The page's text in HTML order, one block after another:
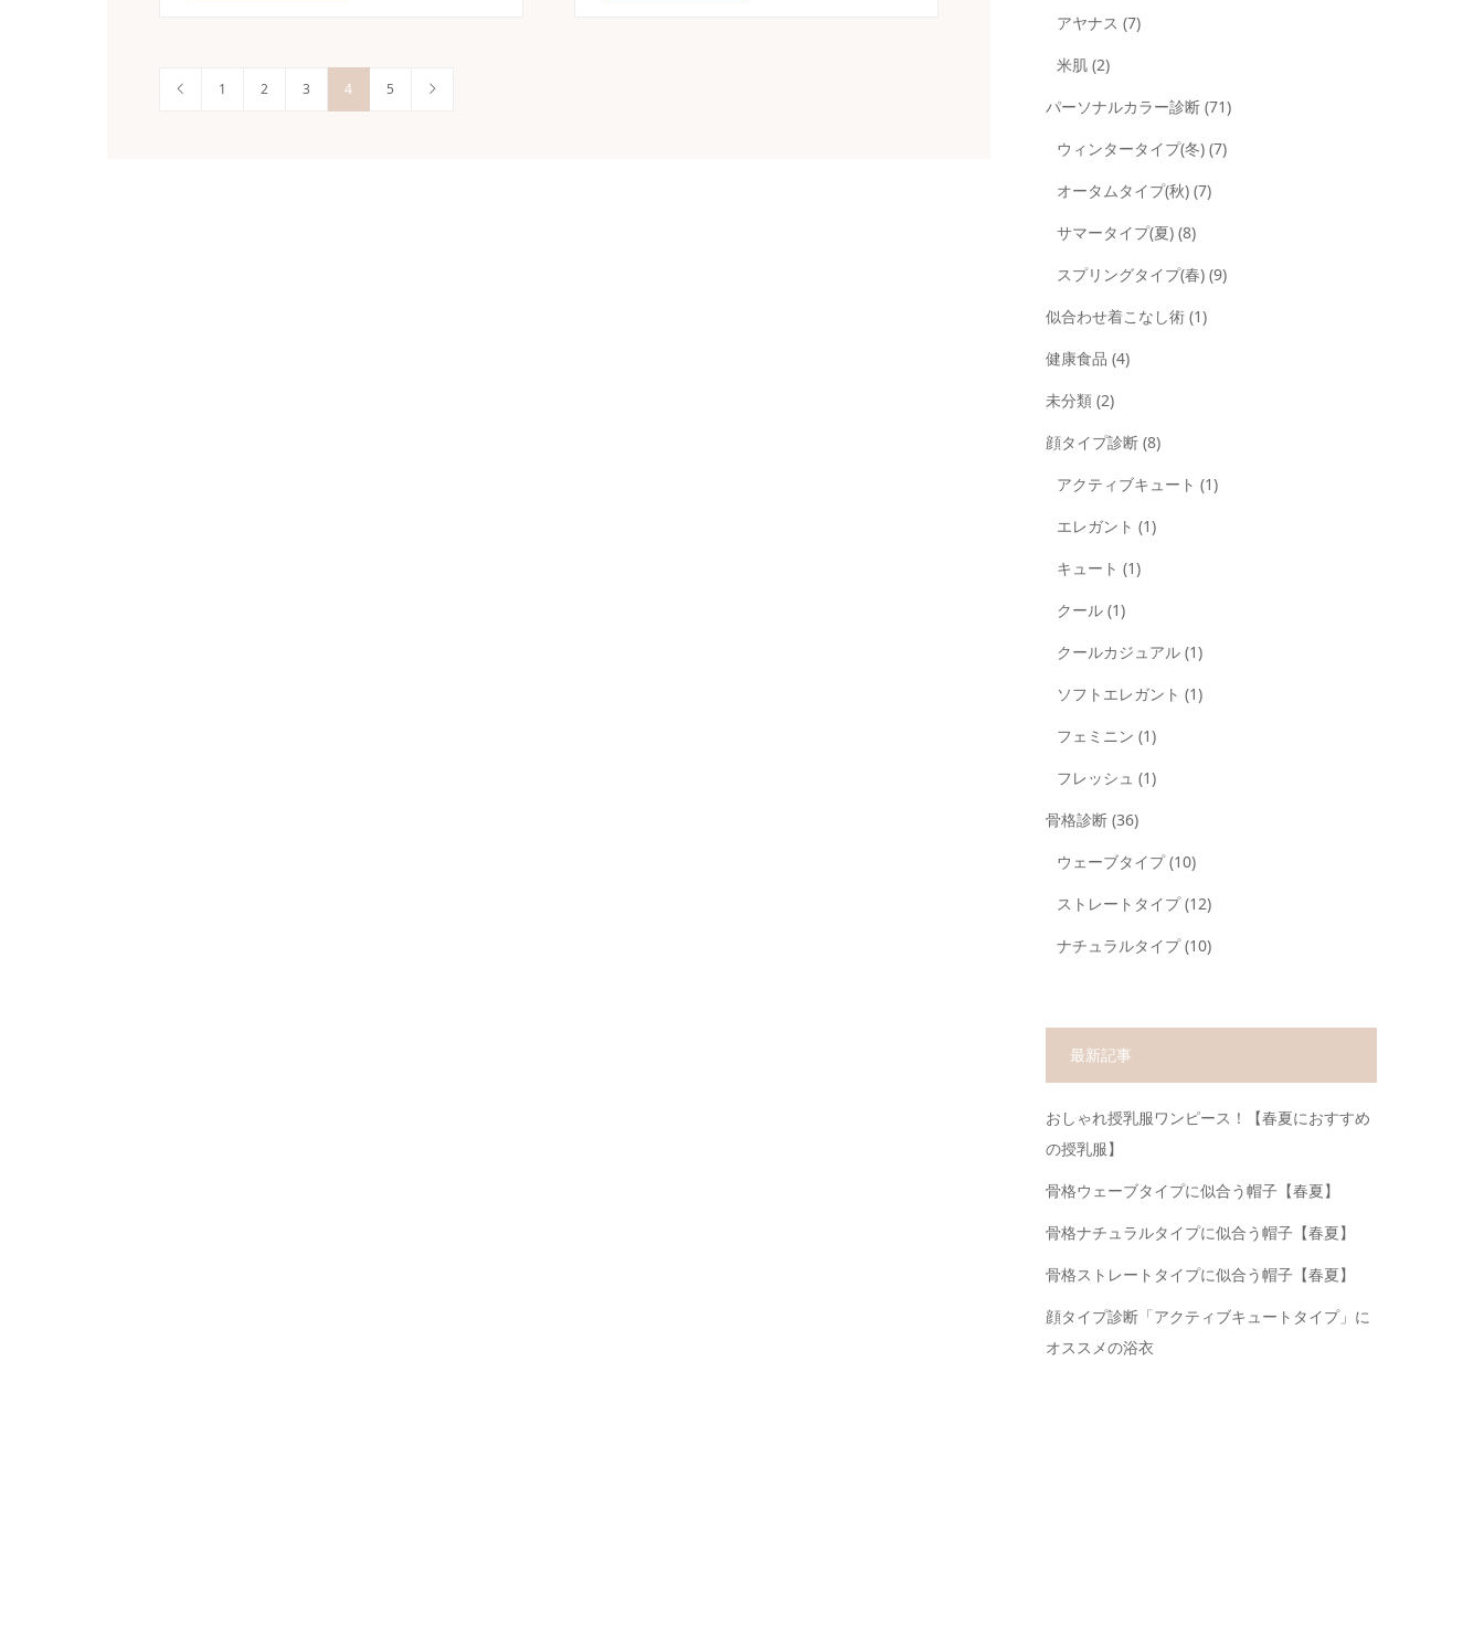
1 2 3 4 5
アヤナス (7)
米肌 (2)
パーソナルカラー診断 (71)
ウィンタータイプ(冬) (7)
オータムタイプ(秋) (7)
サマータイプ(夏) (8)
スプリングタイプ(春) (9)
似合わせ着こなし術 (1)
健康食品 (4)
未分類 (2)
顔タイプ診断 (8)
アクティブキュート (1)
エレガント (1)
キュート (1)
クール (1)
クールカジュアル (1)
ソフトエレガント (1)
フェミニン (1)
フレッシュ (1)
骨格診断 (36)
ウェーブタイプ(10)
ストレートタイプ(12)
ナチュラルタイプ(10)
最新記事
おしゃれ授乳服ワンピース！【春夏におすすめ
の授乳服】
骨格ウェーブタイプに似合う帽子【春夏】
骨格ナチュラルタイプに似合う帽子【春夏】
骨格ストレートタイプに似合う帽子【春夏】
顔タイプ診断「アクティブキュートタイプ」に
オススメの浴衣